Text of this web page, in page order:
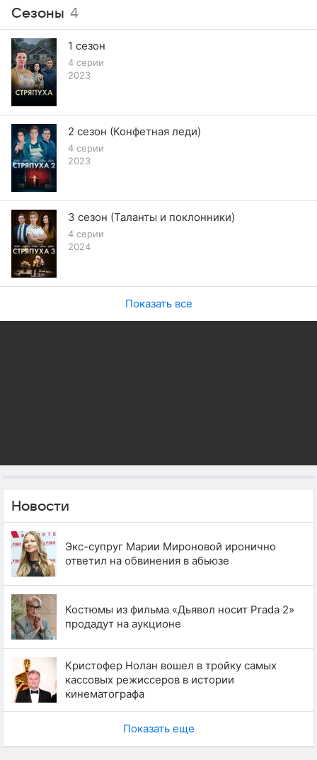
Сезоны 4
1 сезон
4 серии
2023
2 сезон (Конфетная леди)
4 серии
2023
3 сезон (Таланты и поклонники)
4 серии
2024
Показать все
Новости
Экс-супруг Марии Мироновой иронично
ответил на обвинения в абьюзе
Костюмы из фильма «Дьявол носит Prada 2»
продадут на аукционе
Кристофер Нолан вошел в тройку самых
кассовых режиссеров в истории
кинематографа
Показать еще